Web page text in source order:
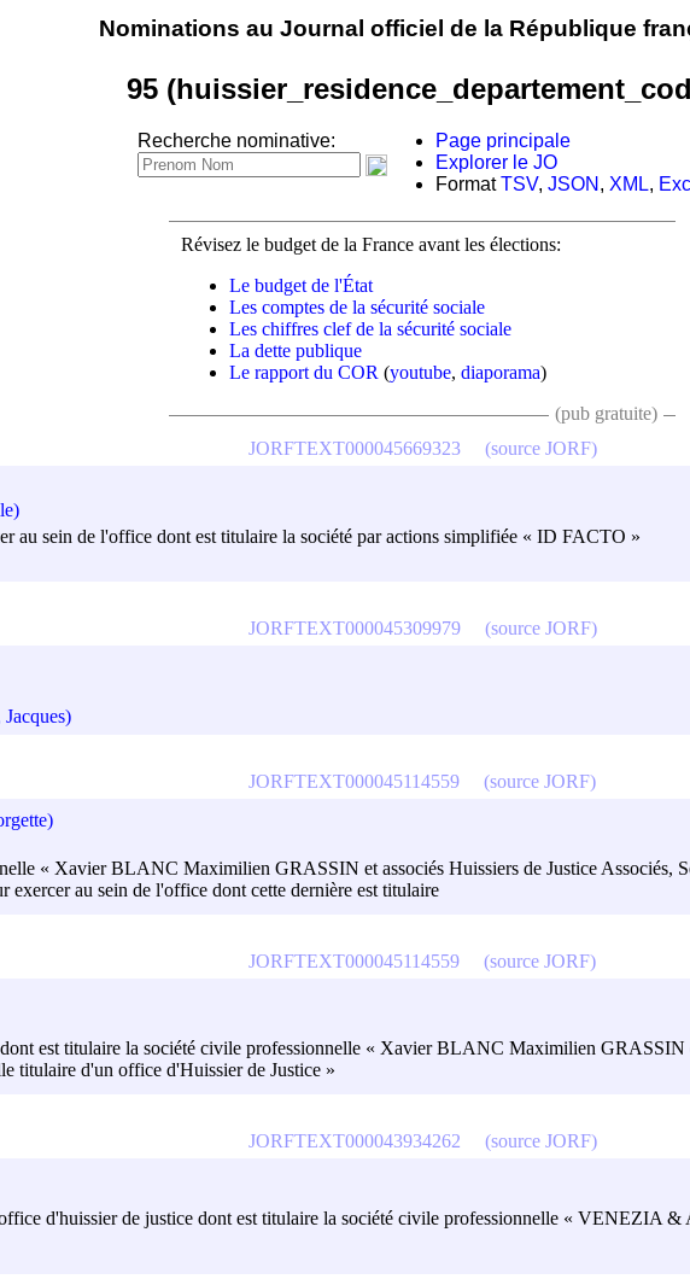
Nominations au Journal officiel de la République
95
Recherche nominative:
Page principale
Explorer le JO
FormatTSV, JSON , XML,
Révisez le budget de la France avant les élections:
Le budget de l'État
Les comptes de la sécurité sociale
Les chiffres clef de la sécurité sociale
La dette publique
Le rapport du COR (youtube, diaporama)
(pub gratuite)
au sein de l'office dont est titulaire la société par actions simplifiée « ID FACTO »
JORFTEXT000045669323 (source JORF)
JORFTEXT000045309979 (source JORF)
« Xavier BLANC Maximilien GRASSIN et associés Huissiers de Justice Associés,
exercer au sein de l'office dont cette dernière est titulaire
JORFTEXT000045114559 (source JORF)
est titulaire la société civile professionnelle « Xavier BLANC Maximilien GRASSIN
titulaire d'un office d'Huissier de Justice »
JORFTEXT000045114559 (source JORF)
d'huissier de justice dont est titulaire la société civile professionnelle « VENEZIA &
JORFTEXT000043934262 (source JORF)